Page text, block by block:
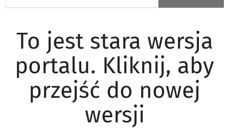
To jest stara wersja
portalu. Kliknij, aby
przejść do nowej
wersji